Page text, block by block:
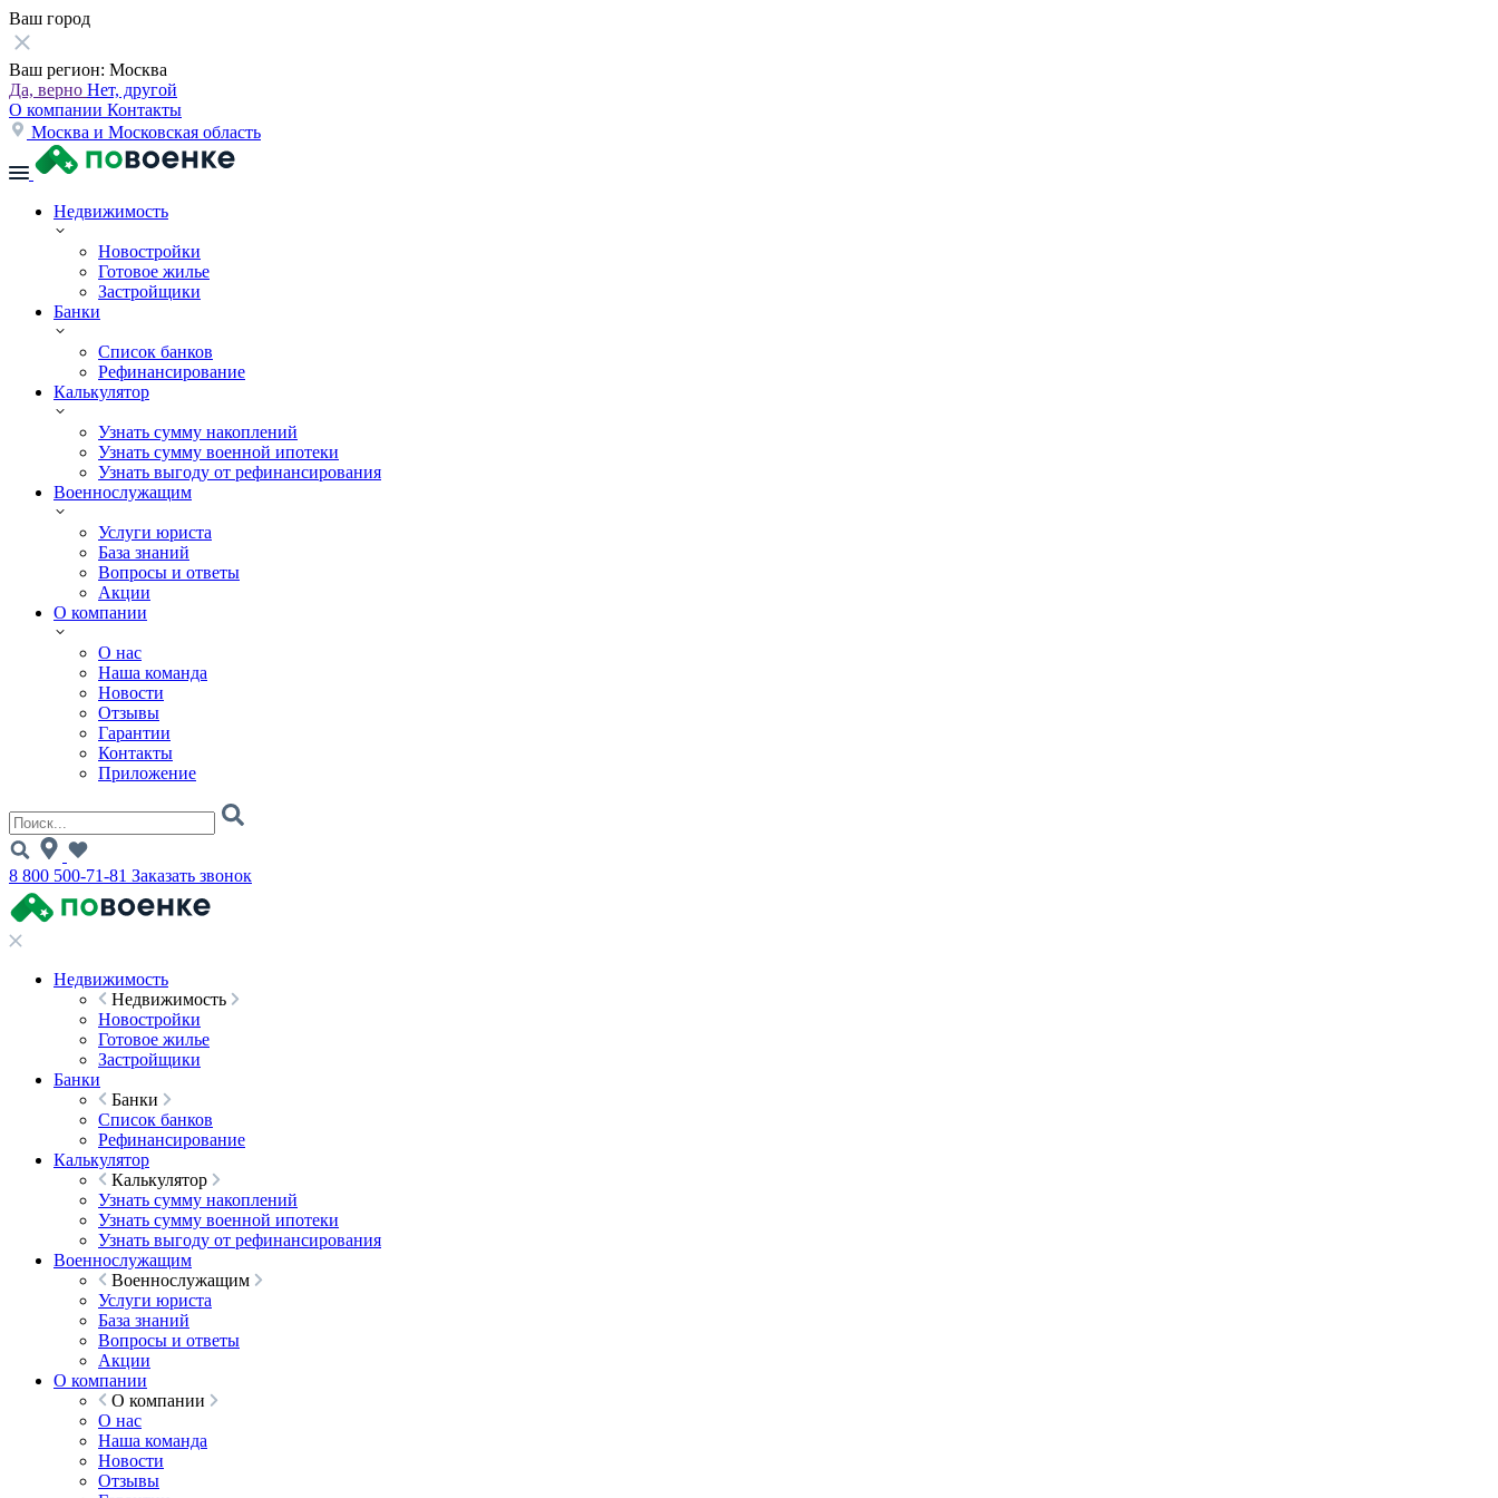
Ваш город
Ваш регион: Москва
Да, верно Нет, другой
О компании Контакты
Москва и Московская область
Недвижимость
Новостройки
Готовое жилье
Застройщики
Банки
Список банков
Рефинансирование
Калькулятор
Узнать сумму накоплений
Узнать сумму военной ипотеки
Узнать выгоду от рефинансирования
Военнослужащим
Услуги юриста
База знаний
Вопросы и ответы
Акции
О компании
О нас
Наша команда
Новости
Отзывы
Гарантии
Контакты
Приложение
8 800 500-71-81 Заказать звонок
Недвижимость
Недвижимость
Новостройки
Готовое жилье
Застройщики
Банки
Банки
Список банков
Рефинансирование
Калькулятор
Калькулятор
Узнать сумму накоплений
Узнать сумму военной ипотеки
Узнать выгоду от рефинансирования
Военнослужащим
Военнослужащим
Услуги юриста
База знаний
Вопросы и ответы
Акции
О компании
О компании
О нас
Наша команда
Новости
Отзывы